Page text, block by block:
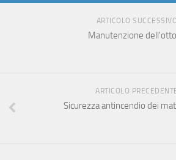
ARTICOLO SUCCESSIVO
Manutenzione
ARTICOLO
Sicurezza antincendio dei